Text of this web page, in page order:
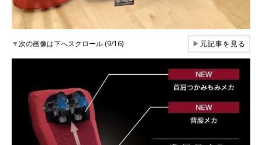
▼次の画像は下へスクロール (9/16) ▶元記事を見る